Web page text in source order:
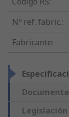
Nº ref. fabric.:
Fabricante: